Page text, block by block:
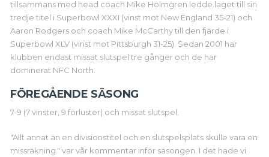
tillsammans med head coach Mike Holmgren ledde laget till sin
tredje titel i Superbowl XXXI (vinst mot New England 35-21) och
Aaron Rodgers och coach Mike McCarthy till den fjärde i
Superbowl XLV (vinst mot Pittsburgh 31-25). Sedan 2001 har
klubben endast missat slutspel tre gånger och de har
dominerat NFC North.
FÖREGÅENDE SÄSONG
7-9 (7 vinster, 9 förluster) och missat slutspel.
"Allt annat än en divisionstitel och en slutspelsplats skulle vara en
missräkning." var vår kommentar inför säsongen. I det hade vi